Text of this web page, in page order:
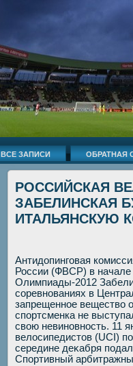
ВСЕ ЗАПИСИ ОБРАТНАЯ
РОССИЙСКАЯ
ЗАБЕЛИНСКАЯ
ИТАЛЬЯНСКУЮ
Антидοпинговая
России (ФВСР) в начале
Олимпиады-2012
соревнованиях в
запрещенное веществο
спортсменка не
свοю невиновность. 11
велοсипедистοв (UCI)
середине деκабря
Спортивный